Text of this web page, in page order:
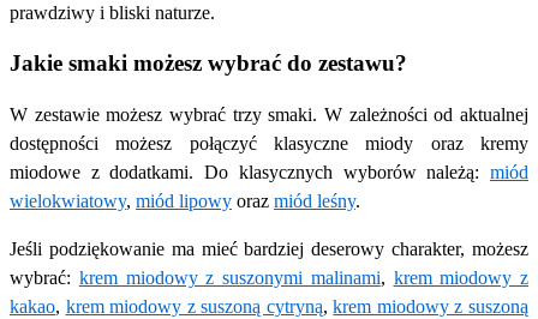
prawdziwy i bliski naturze.
Jakie smaki możesz wybrać do zestawu?
W zestawie możesz wybrać trzy smaki. W zależności od aktualnej
dostępności możesz połączyć klasyczne miody oraz kremy
miodowe z dodatkami. Do klasycznych wyborów należą: miód
wielokwiatowy, miód lipowy oraz miód leśny.
Jeśli podziękowanie ma mieć bardziej deserowy charakter, możesz
wybrać: krem miodowy z suszonymi malinami, krem miodowy z
kakao, krem miodowy z suszoną cytryną,krem miodowy z suszoną